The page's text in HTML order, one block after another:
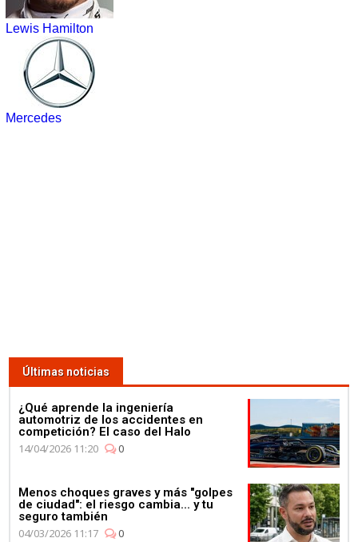
Lewis Hamilton
Mercedes
Últimas noticias
¿Qué aprende la ingeniería
automotriz de los accidentes en
competición? El caso del Halo
14/04/2026 11:20
0
Menos choques graves y más "golpes
de ciudad": el riesgo cambia... y tu
seguro también
04/03/2026 11:17
0